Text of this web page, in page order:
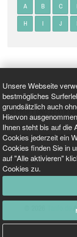
Unsere Webseite
bestmögliches
grundsätzlich auch
Hiervon
Ihnen steht bis auf die
Cookies jederzeit ein
Cookies finden Sie in
auf "Alle aktivieren"
Cookies zu.
A B C
H I J
GEPRÜFT UND
AKTUELLE
TARIFO.DE